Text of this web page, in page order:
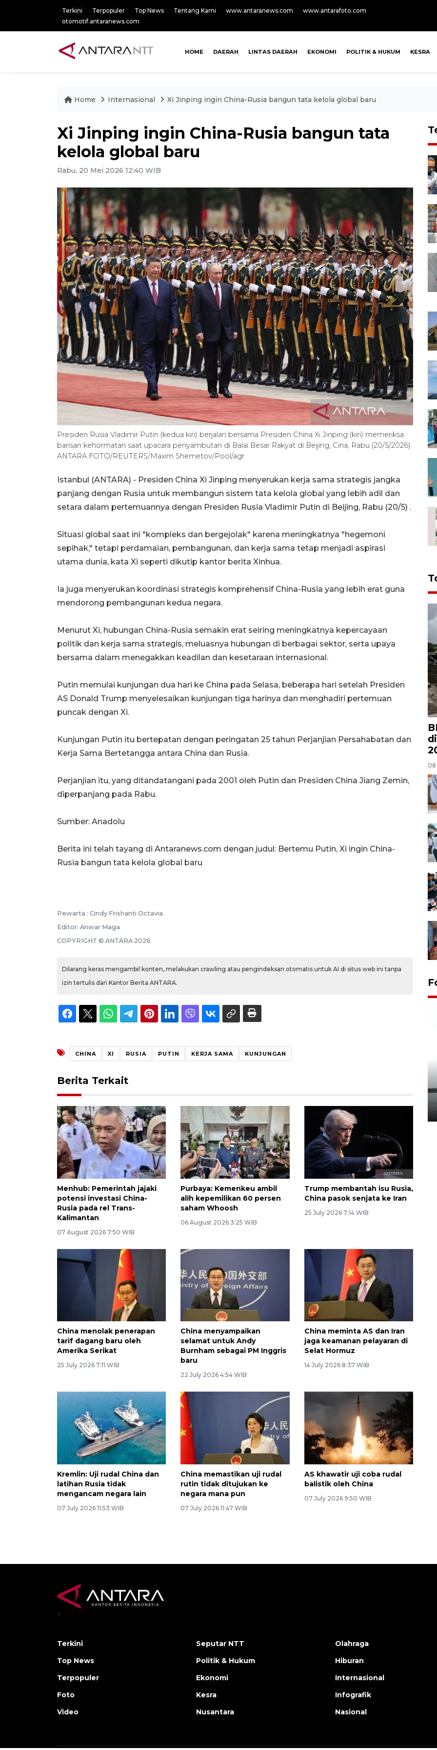
Terkini Terpopuler Top News Tentang Kami www.antaranews.com
www.antarafoto.com
otomotif.antaranews.com
HOME DAERAH LINTAS DAERAH EKONOMI POLITIK & HUKUM KESRA
Home Internasional Xi Jinping ingin China-Rusia bangun tata kelola global baru
Xi Jinping ingin China-Rusia bangun tata
kelola global baru
Rabu, 20 Mei 2026 12:40 WIB
Presiden Rusia Vladimir Putin (kedua kiri) berjalan bersama Presiden China Xi Jinping (kiri) memeriksa
barisan kehormatan saat upacara penyambutan di Balai Besar Rakyat di Beijing, Cina, Rabu (20/5/2026).
ANTARA FOTO/REUTERS/Maxim Shemetov/Pool/agr
Istanbul (ANTARA) - Presiden China Xi Jinping menyerukan kerja sama strategis jangka
panjang dengan Rusia untuk membangun sistem tata kelola global yang lebih adil dan
setara dalam pertemuannya dengan Presiden Rusia Vladimir Putin di Beijing, Rabu (20/5) .
Situasi global saat ini "kompleks dan bergejolak" karena meningkatnya "hegemoni
sepihak," tetapi perdamaian, pembangunan, dan kerja sama tetap menjadi aspirasi
utama dunia, kata Xi seperti dikutip kantor berita Xinhua.
Ia juga menyerukan koordinasi strategis komprehensif China-Rusia yang lebih erat guna
mendorong pembangunan kedua negara.
Menurut Xi, hubungan China-Rusia semakin erat seiring meningkatnya kepercayaan
politik dan kerja sama strategis, meluasnya hubungan di berbagai sektor, serta upaya
bersama dalam menegakkan keadilan dan kesetaraan internasional.
Putin memulai kunjungan dua hari ke China pada Selasa, beberapa hari setelah Presiden
AS Donald Trump menyelesaikan kunjungan tiga harinya dan menghadiri pertemuan
puncak dengan Xi.
Kunjungan Putin itu bertepatan dengan peringatan 25 tahun Perjanjian Persahabatan dan
Kerja Sama Bertetangga antara China dan Rusia.
Perjanjian itu, yang ditandatangani pada 2001 oleh Putin dan Presiden China Jiang Zemin,
diperpanjang pada Rabu.
Sumber: Anadolu
Berita ini telah tayang di Antaranews.com dengan judul: Bertemu Putin, Xi ingin China-
Rusia bangun tata kelola global baru
Pewarta : Cindy Frishanti Octavia
Editor: Anwar Maga
COPYRIGHT © ANTARA 2026
Dilarang keras mengambil konten, melakukan crawling atau pengindeksan otomatis untuk AI di situs web ini tanpa
izin tertulis dari Kantor Berita ANTARA.
CHINA XI RUSIA PUTIN KERJA SAMA KUNJUNGAN
Berita Terkait
Menhub: Pemerintah jajaki
potensi investasi China-
Rusia pada rel Trans-
Kalimantan
07 August 2026 7:50 WIB
Purbaya: Kemenkeu ambil
alih kepemilikan 60 persen
saham Whoosh
06 August 2026 3:25 WIB
Trump membantah isu Rusia,
China pasok senjata ke Iran
25 July 2026 7:14 WIB
China menolak penerapan
tarif dagang baru oleh
Amerika Serikat
25 July 2026 7:11 WIB
China menyampaikan
selamat untuk Andy
Burnham sebagai PM Inggris
baru
22 July 2026 4:54 WIB
China meminta AS dan Iran
jaga keamanan pelayaran di
Selat Hormuz
14 July 2026 8:37 WIB
Kremlin: Uji rudal China dan
latihan Rusia tidak
mengancam negara lain
07 July 2026 11:53 WIB
China memastikan uji rudal
rutin tidak ditujukan ke
negara mana pun
07 July 2026 11:47 WIB
AS khawatir uji coba rudal
balistik oleh China
07 July 2026 9:50 WIB
08
14 September 2025 9:27 WIB
>
Terkini
Top News
Terpopuler
Foto
Video
Seputar NTT
Politik & Hukum
Ekonomi
Kesra
Nusantara
Olahraga
Hiburan
Internasional
Infografik
Nasional